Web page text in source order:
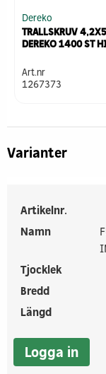
Dereko
TRALLSKRUV
DEREKO 1400 ST
Art.nr
1267373
Varianter
Artikelnr.
Namn
Tjocklek
Bredd
Längd
Logga in